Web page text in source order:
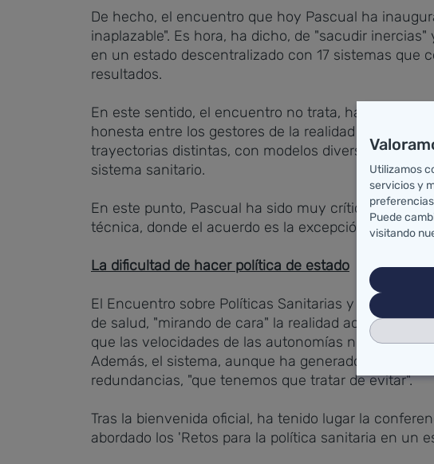
De hecho, el encuentro que hoy Pascual ha
inaplazable". Es hora, ha dicho, de "sacudir
en un estado descentralizado con 17 sistemas que
resultados.
En este sentido, el encuentro no trata, ha dicho el
honesta entre los gestores de la realidad sanitaria,
trayectorias distintas, con modelos diversos, pero
sistema sanitario.
En este punto, Pascual ha sido muy crítico con el
técnica, donde el acuerdo es la excepción y donde
La dificultad de hacer política de estado
El Encuentro sobre Políticas Sanitarias y Estado
de salud, "mirando de cara" la realidad actual,
que las velocidades de las autonomías no han sido
Además, el sistema, aunque ha generado mucha
redundancias, "que tenemos que tratar de evitar".
Tras la bienvenida oficial, ha tenido lugar la
abordado los 'Retos para la política sanitaria en un
Utilizamos
servicios y
Puede
visitando